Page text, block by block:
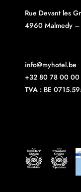
Rue Devant les
4960 Malmedy –
info@myhotel.be
+32 80 78 00 00
TVA : BE